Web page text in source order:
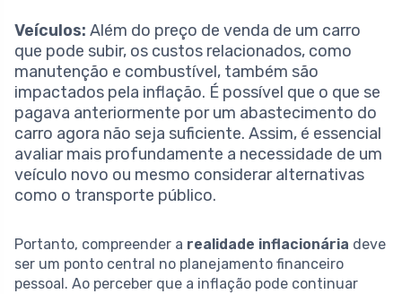
Veículos: Além do preço de venda de um carro
que pode subir, os custos relacionados, como
manutenção e combustível, também são
impactados pela inflação. É possível que o que se
pagava anteriormente por um abastecimento do
carro agora não seja suficiente. Assim, é essencial
avaliar mais profundamente a necessidade de um
veículo novo ou mesmo considerar alternativas
como o transporte público.
Portanto, compreender a realidade inflacionária deve
ser um ponto central no planejamento financeiro
pessoal. Ao perceber que a inflação pode continuar